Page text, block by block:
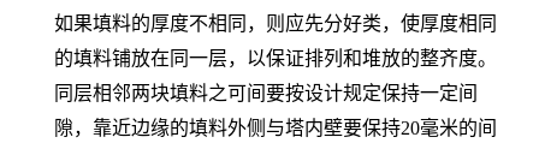
如果填料的厚度不相同，则应先分好类，使厚度相同
的填料铺放在同一层，以保证排列和堆放的整齐度。
同层相邻两块填料之可间要按设计规定保持一定间
隙，靠近边缘的填料外侧与塔内壁要保持20毫米的间